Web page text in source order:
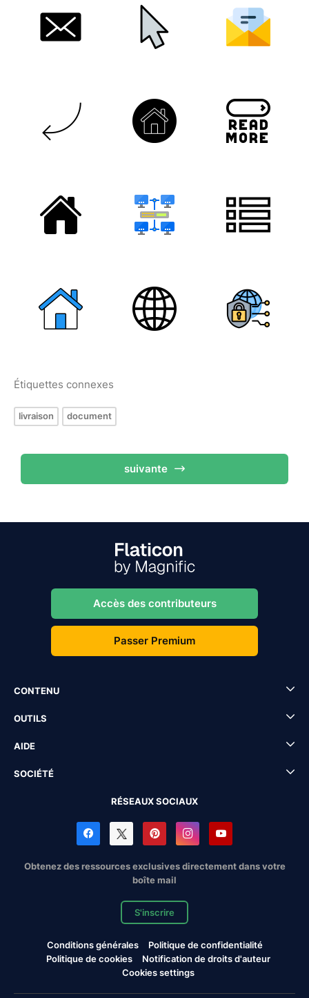
Étiquettes connexes
livraison document
suivante
Accès des contributeurs
Passer Premium
CONTENU
OUTILS
AIDE
SOCIÉTÉ
RÉSEAUX SOCIAUX
Obtenez des ressources exclusives directement dans votre
boîte mail
S'inscrire
Conditions générales
Politique de confidentialité
Politique de cookies
Notification de droits d'auteur
Cookies settings